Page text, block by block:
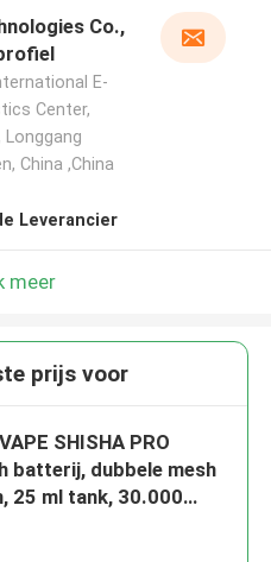
Co.,
E-
Center,
Longgang
China ,China
Leverancier
meer
prijs voor
SHISHA PRO
batterij, dubbele mesh
25 ml tank, 30.000